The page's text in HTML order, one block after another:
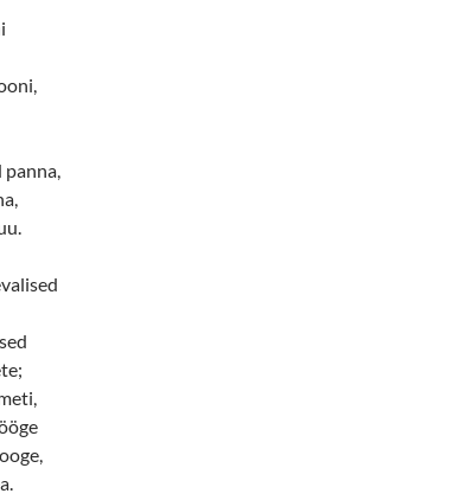
panna,